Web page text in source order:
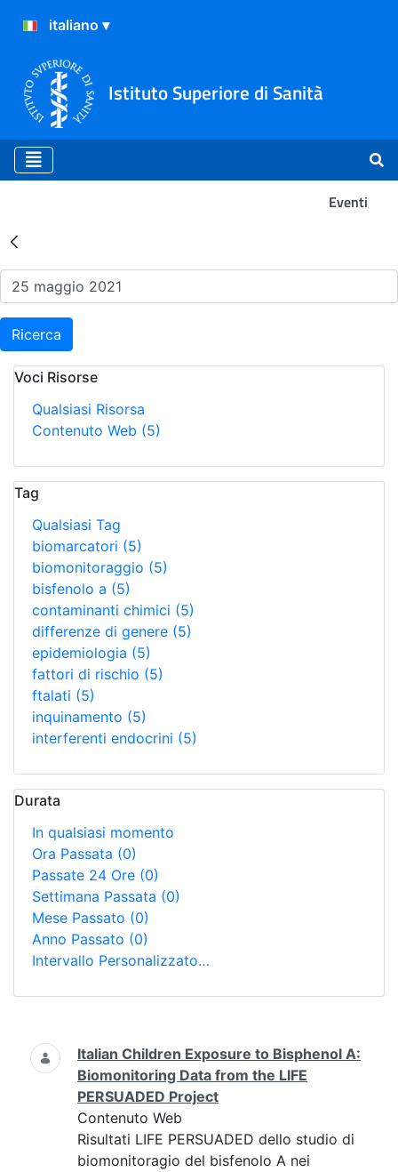
Istituto Superiore di Sanità
Eventi
Risultati della Ricerca -
Ricerca
Voci Risorse
Qualsiasi Risorsa
Contenuto Web (5)
Tag
Qualsiasi Tag
biomarcatori (5)
biomonitoraggio (5)
bisfenolo a (5)
contaminanti chimici (5)
differenze di genere (5)
epidemiologia (5)
fattori di rischio (5)
ftalati (5)
inquinamento (5)
interferenti endocrini (5)
Durata
In qualsiasi momento
Ora Passata (0)
Passate 24 Ore (0)
Settimana Passata (0)
Mese Passato (0)
Anno Passato (0)
Intervallo Personalizzato…
Ricerca
Italian Children Exposure to Bisphenol A:
Biomonitoring Data from the LIFE
PERSUADED Project
Contenuto Web
Risultati LIFE PERSUADED dello studio di
biomonitoragio del bisfenolo A nei